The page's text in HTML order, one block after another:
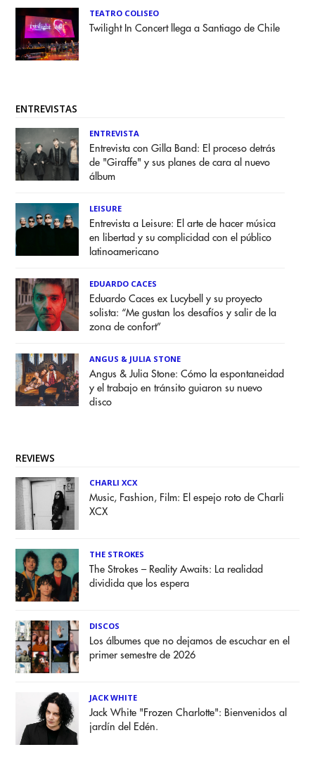
TEATRO COLISEO
Twilight In Concert llega a Santiago de Chile
ENTREVISTAS
ENTREVISTA
Entrevista con Gilla Band: El proceso detrás
de "Giraffe" y sus planes de cara al nuevo
álbum
LEISURE
Entrevista a Leisure: El arte de hacer música
en libertad y su complicidad con el público
latinoamericano
EDUARDO CACES
Eduardo Caces ex Lucybell y su proyecto
solista: “Me gustan los desafíos y salir de la
zona de confort”
ANGUS & JULIA STONE
Angus & Julia Stone: Cómo la espontaneidad
y el trabajo en tránsito guiaron su nuevo
disco
REVIEWS
CHARLI XCX
Music, Fashion, Film: El espejo roto de Charli
XCX
THE STROKES
The Strokes – Reality Awaits: La realidad
dividida que los espera
DISCOS
Los álbumes que no dejamos de escuchar en el
primer semestre de 2026
JACK WHITE
Jack White "Frozen Charlotte": Bienvenidos al
jardín del Edén.